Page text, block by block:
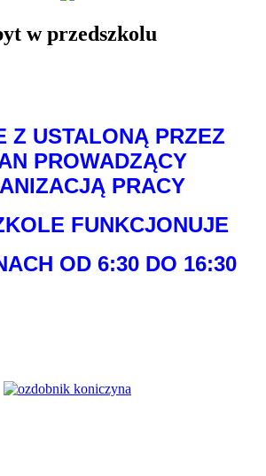
w przedszkolu
Z USTALONĄ PRZEZ
PROWADZĄCY
PRACY
FUNKCJONUJE
OD 6:30 DO 16:30